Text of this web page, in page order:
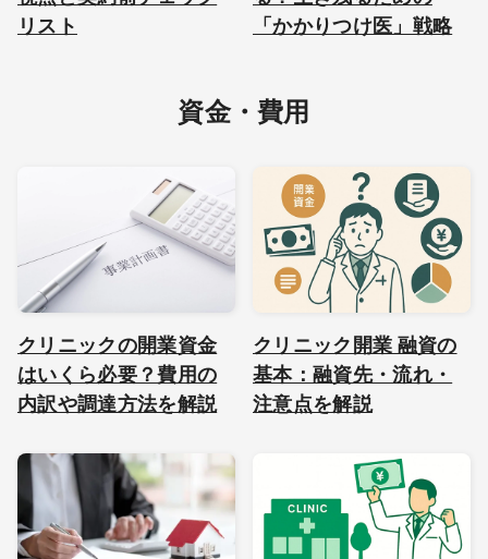
リスト
「かかりつけ医」戦略
資金・費用
クリニックの開業資金
はいくら必要？費用の
内訳や調達方法を解説
クリニック開業 融資の
基本：融資先・流れ・
注意点を解説